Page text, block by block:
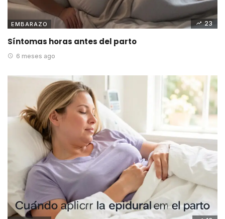
EMBARAZO 23
Síntomas horas antes del parto
6 meses ago